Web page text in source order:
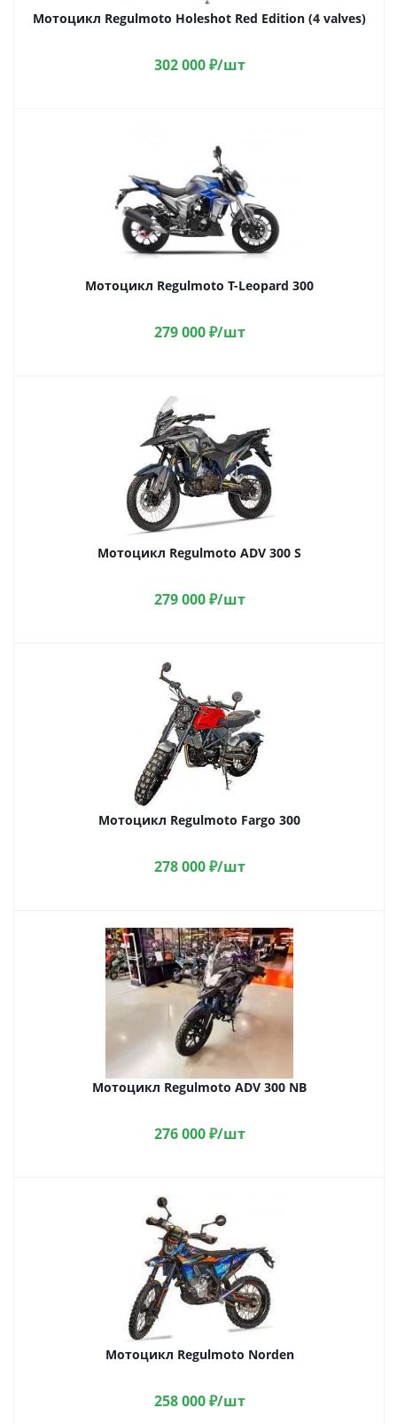
Мотоцикл Regulmoto Holeshot Red Edition (4 valves)
302 000₽/шт
Мотоцикл Regulmoto T-Leopard 300
279 000₽/шт
Мотоцикл Regulmoto ADV 300 S
279 000₽/шт
Мотоцикл Regulmoto Fargo 300
278 000₽/шт
Мотоцикл Regulmoto ADV 300 NB
276 000₽/шт
Мотоцикл Regulmoto Norden
258 000₽/шт